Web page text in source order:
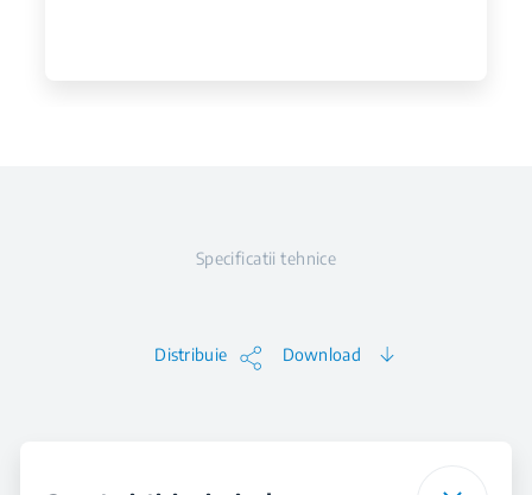
Specificatii tehnice
Distribuie Download